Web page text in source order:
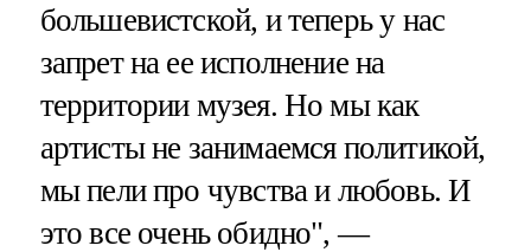
большевистской, и теперь у нас
запрет на ее исполнение на
территории музея. Но мы как
артисты не занимаемся политикой,
мы пели про чувства и любовь. И
это все очень обидно", —